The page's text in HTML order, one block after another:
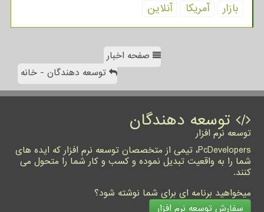
بازار
آمریكا آنلاین
صفحه اخبار
توسعه دهندگان - خانه
توسعه دهندگان
توسعه نرم افزار
PcDevelopers، تیمی از متخصصان توسعه نرم افزار که ایده های
شما را به واقعیت تبدیل نموده و کسب و کار شما را متحول می
کنند.
میخواهید برنامه ای برای شما نوشته شود؟
سفارش توسعه نرم افزار